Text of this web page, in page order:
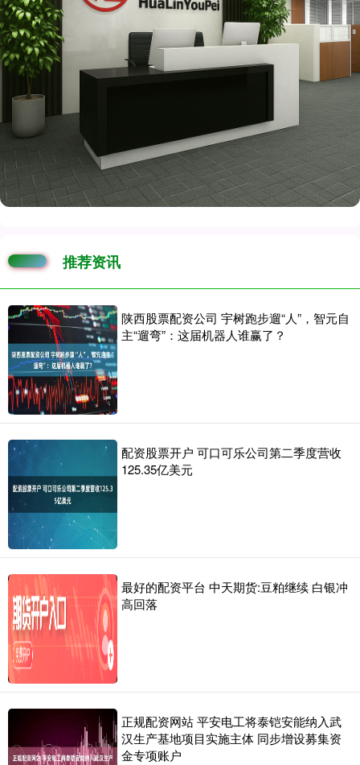
推荐资讯
陕西股票配资公司 宇树跑步遛“人”，智元自
主“遛弯”：这届机器人谁赢了？
配资股票开户 可口可乐公司第二季度营收
125.35亿美元
最好的配资平台 中天期货:豆粕继续 白银冲
高回落
正规配资网站 平安电工将泰铠安能纳入武
汉生产基地项目实施主体 同步增设募集资
金专项账户